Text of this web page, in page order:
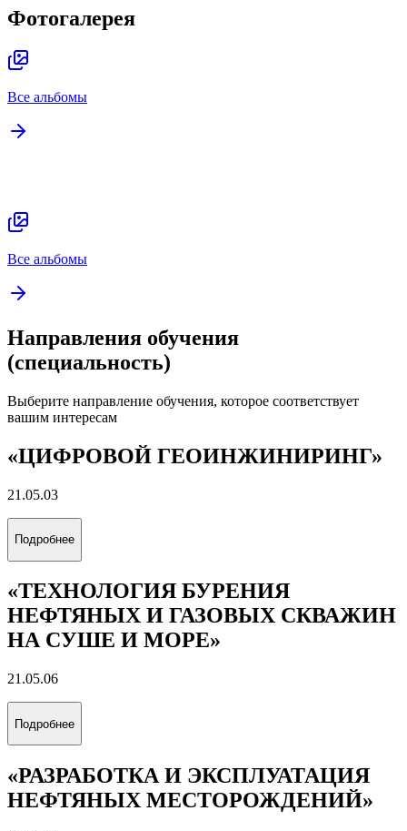
СОВРЕМЕННЫЕ ПОДХОДЫ К
ОБРАЗОВАТЕЛЬНОМУ ПРОЦЕССУ
И ОБМЕН МЕЖДУНАРОДНЫМ
ИМЕНИ М. АУЭЗОВА
131
Подробнее
ОТ АКАДЕМИЧЕСКИХ ПОДХОДОВ
ДО ЖИВОГО ДИАЛОГА СО
СТУДЕНТАМИ: В КАЗАХСТАНЕ
ПРОДОЛЖАЮТСЯ КУРСЫ
ПОВЫШЕНИЯ КВАЛИФИКАЦИИ
ДЛЯ ПРЕДСТАВИТЕЛЕЙ ФИЛИАЛА
122
Подробнее...
Фотогалерея